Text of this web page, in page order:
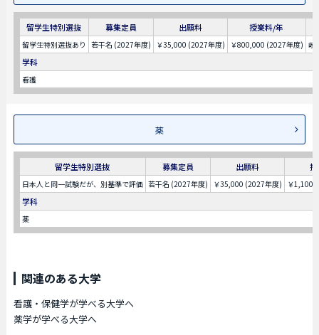
留学生特別選抜 募集定員 出願料 授業料/年
留学生特別選抜あり 若干名 (2027年度) ￥35,000 (2027年度) ￥800,000 (2027年度) 岐
学科
看護
薬
留学生特別選抜 募集定員 出願料
日本人と同一試験だが、別基準で評価 若干名 (2027年度) ￥35,000 (2027年度) ￥
学科
薬
関連のある大学
看護・保健学が学べる大学へ
薬学が学べる大学へ